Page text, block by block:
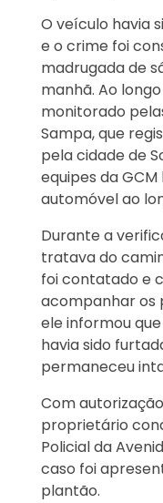
O veículo havia
e o crime foi
madrugada de
manhã. Ao
monitorado
Sampa, que
pela cidade de
equipes da
automóvel ao
Durante a
tratava do
foi contatado e
acompanhar os
ele informou
havia sido
permaneceu
Com
proprietário
Policial da
caso foi
plantão.